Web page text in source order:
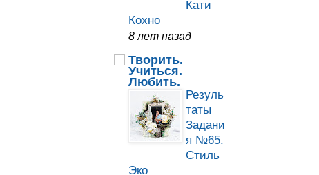
Кати
Кохно
8 лет назад
Творить.
Учиться.
Любить.
Резуль
таты
Задани
я №65.
Стиль
Эко